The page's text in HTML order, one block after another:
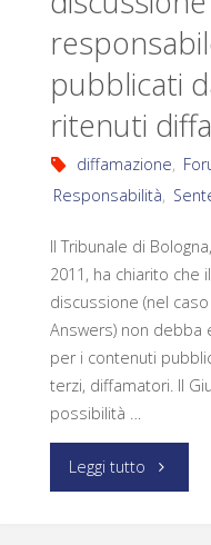
pubblicati
ritenuti
diffamazione,
Responsabilità,
Il Tribunale di
2011, ha chiarito che
discussione (nel
Answers) non
per i contenuti
terzi, diffamatori. Il
possibilità …
Leggi tutto